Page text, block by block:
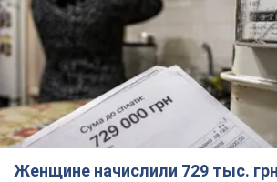
Женщине начислили 729 тыс.